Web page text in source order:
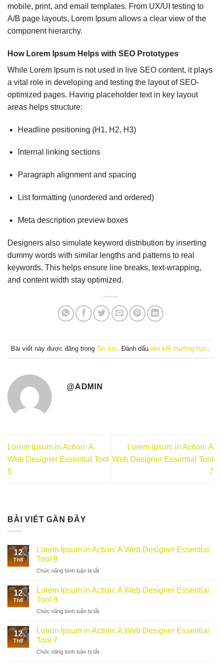
mobile, print, and email templates. From UX/UI testing to
A/B page layouts, Lorem Ipsum allows a clear view of the
component hierarchy.
How Lorem Ipsum Helps with SEO Prototypes
While Lorem Ipsum is not used in live SEO content, it plays
a vital role in developing and testing the layout of SEO-
optimized pages. Having placeholder text in key layout
areas helps structure:
Headline positioning (H1, H2, H3)
Internal linking sections
Paragraph alignment and spacing
List formatting (unordered and ordered)
Meta description preview boxes
Designers also simulate keyword distribution by inserting
dummy words with similar lengths and patterns to real
keywords. This helps ensure line breaks, text-wrapping,
and content width stay optimized.
Bài viết này được đăng trong Tin tức . Đánh dấu liên kết thường trực
@ADMIN
Lorem Ipsum in Action: A
Web Designer Essential Tool
5
Lorem Ipsum in Action: A
Web Designer Essential Tool
7
BÀI VIẾT GẦN ĐÂY
12
Th8
Lorem Ipsum in Action: A Web Designer Essential
Tool 9
Chức năng bình luận bị tắtở
Ipsum
A
Designer
9
12
Th8
Lorem Ipsum in Action: A Web Designer Essential
Tool 8
Chức năng bình luận bị tắtở
Ipsum
A
12
Th8
Lorem Ipsum in Action: A Web Designer Essential
Tool 7
Chức năng bình luận bị tắtở